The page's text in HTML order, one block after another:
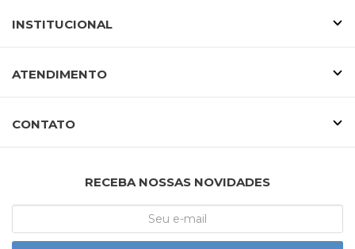
INSTITUCIONAL
ATENDIMENTO
CONTATO
RECEBA NOSSAS NOVIDADES